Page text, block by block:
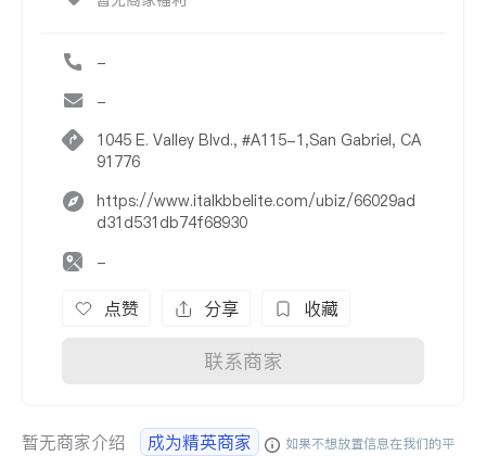
-
-
1045 E. Valley Blvd., #A115-1,San Gabriel, CA
91776
https://www.italkbbelite.com/ubiz/66029ad
d31d531db74f68930
-
点赞 分享 收藏
联系商家
暂无商家介绍 成为精英商家
如果不想放置信息在我们的平